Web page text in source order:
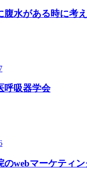
腹水がある時に考
呼吸器学会
のwebマーケティン